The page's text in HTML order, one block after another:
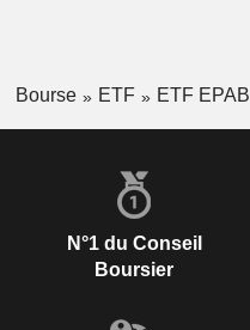
Bourse ETF ETF EPAB
N°1 du Conseil
Boursier